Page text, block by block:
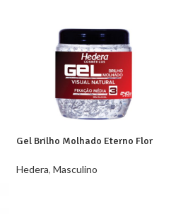
Gel Brilho Molhado Eterno Flor
Hedera, Masculino